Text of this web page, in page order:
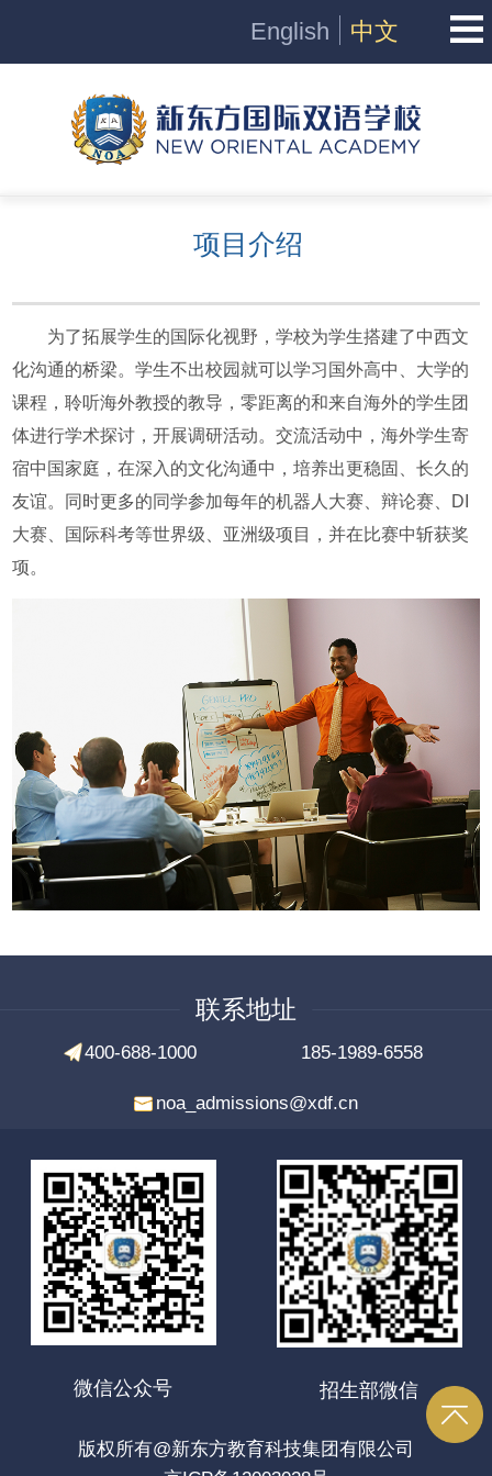
English 中文
项目介绍
为了拓展学生的国际化视野，学校为学生搭建了中西文
化沟通的桥梁。学生不出校园就可以学习国外高中、大学的
课程，聆听海外教授的教导，零距离的和来自海外的学生团
体进行学术探讨，开展调研活动。交流活动中，海外学生寄
宿中国家庭，在深入的文化沟通中，培养出更稳固、长久的
友谊。同时更多的同学参加每年的机器人大赛、辩论赛、DI
大赛、国际科考等世界级、亚洲级项目，并在比赛中斩获奖
项。
联系地址
400-688-1000 185-1989-6558
noa_admissions@xdf.cn
微信公众号 招生部微信
版权所有@新东方教育科技集团有限公司